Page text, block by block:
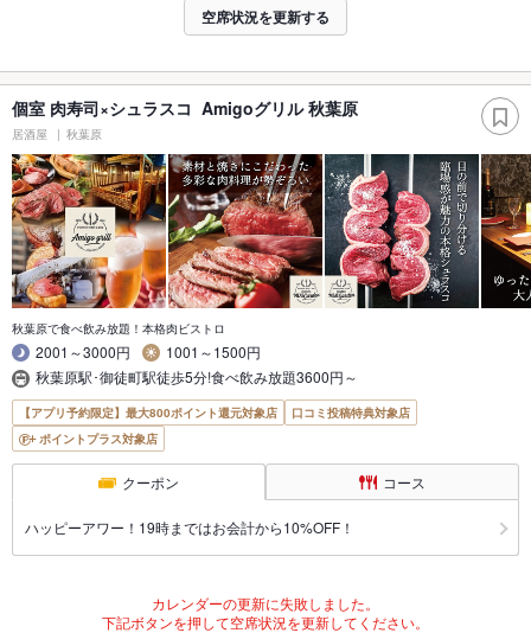
空席状況を更新する
個室 肉寿司×シュラスコ Amigoグリル 秋葉原
居酒屋 秋葉原
秋葉原で食べ飲み放題！本格肉ビストロ
2001～3000円
1001～1500円
秋葉原駅･御徒町駅徒歩5分!食べ飲み放題3600円～
【アプリ予約限定】最大800ポイント還元対象店
口コミ投稿特典対象店
ポイントプラス対象店
クーポン コース
ハッピーアワー！19時まではお会計から10%OFF！
カレンダーの更新に失敗しました。
下記ボタンを押して空席状況を更新してください。